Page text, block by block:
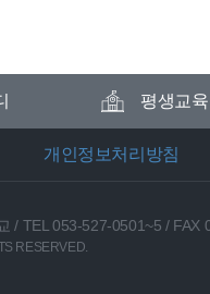
평생교육
개인정보처리방침
/ TEL 053-527-0501~5/FAX
RESERVED.